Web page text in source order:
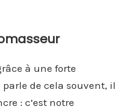
à une forte
de cela souvent, il
: c’est notre